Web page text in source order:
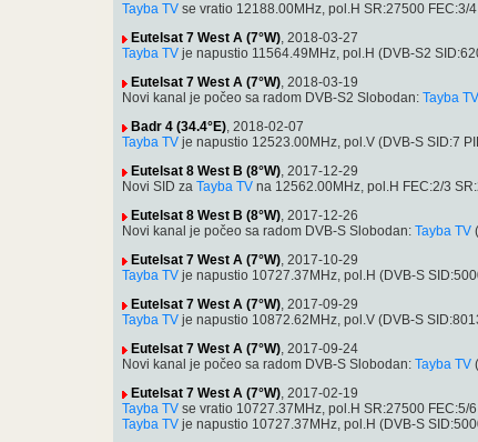
Tayba TV se vratio 12188.00MHz, pol.H SR:27500
Eutelsat 7 West A (7°W), 2018-03-27
Tayba TV je napustio 11564.49MHz, pol.H (DVB-S2
Eutelsat 7 West A (7°W), 2018-03-19
Novi kanal je počeo sa radom DVB-S2 Slobodan: Tayba TV
Badr 4 (34.4°E), 2018-02-07
Tayba TV je napustio 12523.00MHz, pol.V (DVB-S SID:7
Eutelsat 8 West B (8°W), 2017-12-29
Novi SID za Tayba TV na 12562.00MHz, pol.H FEC:2/3
Eutelsat 8 West B (8°W), 2017-12-26
Novi kanal je počeo sa radom DVB-S Slobodan: Tayba TV
Eutelsat 7 West A (7°W), 2017-10-29
Tayba TV je napustio 10727.37MHz, pol.H (DVB-S
Eutelsat 7 West A (7°W), 2017-09-29
Tayba TV je napustio 10872.62MHz, pol.V (DVB-S
Eutelsat 7 West A (7°W), 2017-09-24
Novi kanal je počeo sa radom DVB-S Slobodan: Tayba TV
Eutelsat 7 West A (7°W), 2017-02-19
Tayba TV se vratio 10727.37MHz, pol.H SR:27500
Tayba TV je napustio 10727.37MHz, pol.H (DVB-S